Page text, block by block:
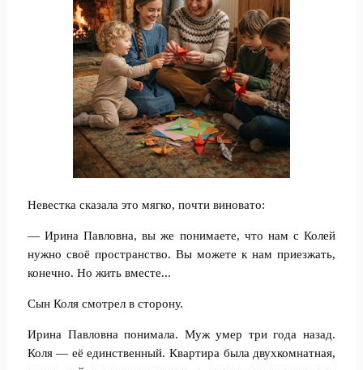
Невестка сказала это мягко, почти виновато:
— Ирина Павловна, вы же понимаете, что нам с Колей
нужно своё пространство. Вы можете к нам приезжать,
конечно. Но жить вместе...
Сын Коля смотрел в сторону.
Ирина Павловна понимала. Муж умер три года назад.
Коля — её единственный. Квартира была двухкомнатная,